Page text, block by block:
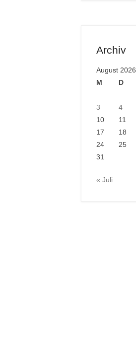
Archiv
August 2026
M
D
3
4
10
11
17
18
24
25
31
« Juli